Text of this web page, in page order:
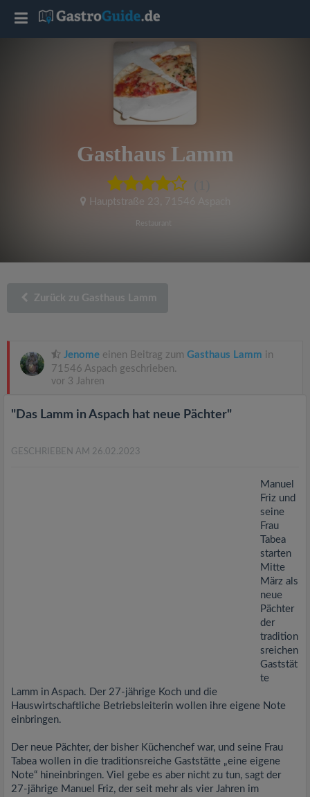
Gasthaus Lamm
Hauptstraße 23 ,
Restaurant
Zurück zu Gasthaus Lamm
Jenome einen Beitrag zum Gasthaus Lamm in
71546 Aspach geschrieben.
vor 3 Jahren
"Das Lamm in Aspach hat neue Pächter"
GESCHRIEBEN AM 26.02.2023
Manuel
Friz und
seine
Frau
Tabea
starten
Mitte
März als
neue
Pächter
der
tradition
sreichen
Gaststät
te
Lamm in Aspach. Der 27-jährige Koch und die
Hauswirtschaftliche Betriebsleiterin wollen ihre eigene Note
einbringen.
Der neue Pächter, der bisher Küchenchef war, und seine Frau
Tabea wollen in die traditionsreiche Gaststätte „eine eigene
Note“ hineinbringen. Viel gebe es aber nicht zu tun, sagt der
27-jährige Manuel Friz, der seit mehr als vier Jahren im
T
a
t